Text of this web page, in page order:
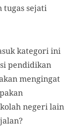
tugas sejati
kategori ini
pendidikan
mengingat
negeri lain